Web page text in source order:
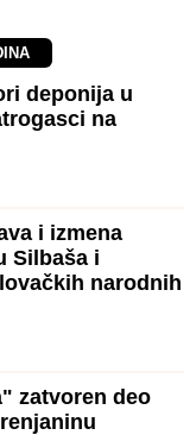
deponija u
na
i izmena
Silbaša i
narodnih
zatvoren deo